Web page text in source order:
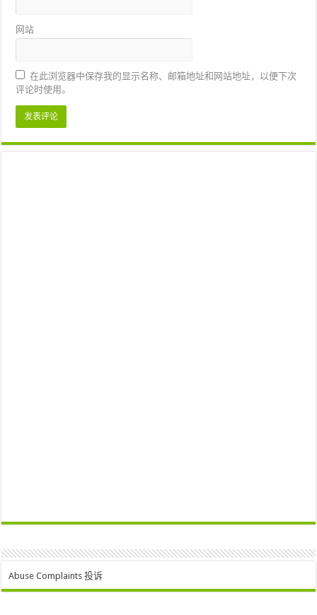
网站
在此浏览器中保存我的显示名称、邮箱地址和网站地址，以便下次
评论时使用。
Abuse Complaints 投诉